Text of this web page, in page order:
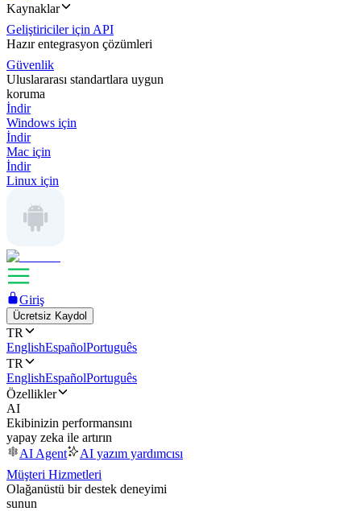
Kaynaklar
Geliştiriciler için API
Hazır entegrasyon çözümleri
Güvenlik
Uluslararası standartlara uygun
koruma
İndir
Windows için
İndir
Mac için
İndir
Linux için
Giriş
Ücretsiz Kaydol
TR
EnglishEspañolPortuguês
TR
EnglishEspañolPortuguês
Özellikler
AI
Ekibinizin performansını
yapay zeka ile artırın
AI Agent
AI yazım yardımcısı
Müşteri Hizmetleri
Olağanüstü bir destek deneyimi
sunun